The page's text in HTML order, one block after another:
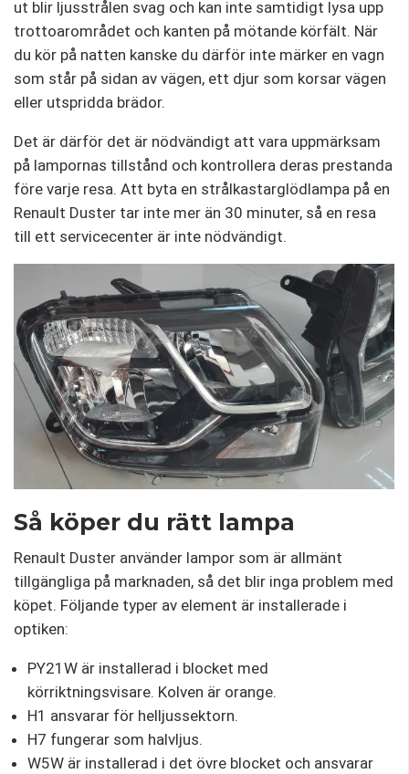
ut blir ljusstrålen svag och kan inte samtidigt lysa upp
trottoarområdet och kanten på mötande körfält. När
du kör på natten kanske du därför inte märker en vagn
som står på sidan av vägen, ett djur som korsar vägen
eller utspridda brädor.
Det är därför det är nödvändigt att vara uppmärksam
på lampornas tillstånd och kontrollera deras prestanda
före varje resa. Att byta en strålkastarglödlampa på en
Renault Duster tar inte mer än 30 minuter, så en resa
till ett servicecenter är inte nödvändigt.
Så köper du rätt lampa
Renault Duster använder lampor som är allmänt
tillgängliga på marknaden, så det blir inga problem med
köpet. Följande typer av element är installerade i
optiken:
PY21W är installerad i blocket med
körriktningsvisare. Kolven är orange.
H1 ansvarar för helljussektorn.
H7 fungerar som halvljus.
W5W är installerad i det övre blocket och ansvarar